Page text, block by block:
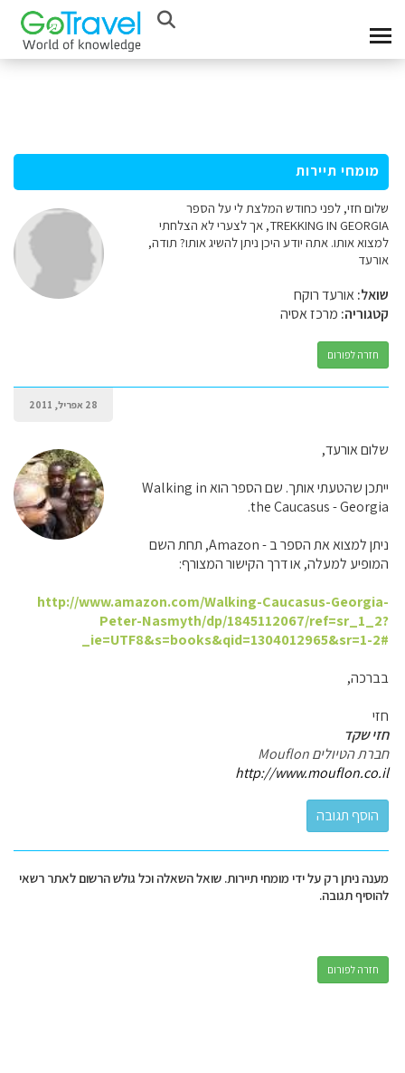
מומחי תיירות
שלום חזי, לפני כחודש המלצת לי על הספר
TREKKING IN GEORGIA, אך לצערי לא הצלחתי
למצוא אותו. אתה יודע היכן ניתן להשיג אותו? תודה,
אורעד
שואל:אורעד רוקח
קטגוריה: מרכז אסיה
חזרה לפורום
28 אפריל, 2011
שלום אורעד,
ייתכן שהטעתי אותך. שם הספר הוא Walking in
the Caucasus - Georgia.
ניתן למצוא את הספר ב - Amazon, תחת השם
המופיע למעלה, או דרך הקישור המצורף:
http://www.amazon.com/Walking-Caucasus-Georgia-
Peter-Nasmyth/dp/1845112067/ref=sr_1_2?
ie=UTF8&s=books&qid=1304012965&sr=1-2#_
בברכה,
חזי
חזי שקד
חברת הטיולים Mouflon
http://www.mouflon.co.il
מענה ניתן רק על ידי מומחי תיירות. שואל השאלה וכל גולש הרשום לאתר רשאי
להוסיף תגובה.
חזרה לפורום